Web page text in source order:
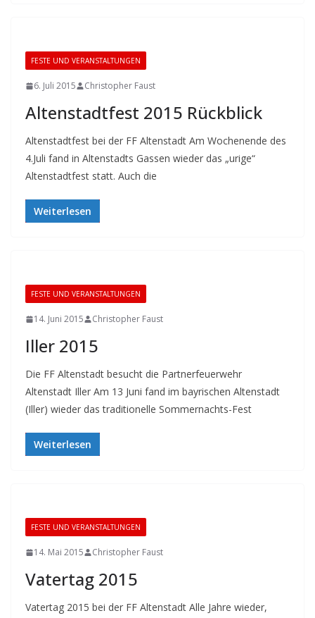
FESTE UND VERANSTALTUNGEN
6. Juli 2015 Christopher Faust
Altenstadtfest 2015 Rückblick
Altenstadtfest bei der FF Altenstadt Am Wochenende des
4.Juli fand in Altenstadts Gassen wieder das „urige“
Altenstadtfest statt. Auch die
Weiterlesen
FESTE UND VERANSTALTUNGEN
14. Juni 2015 Christopher Faust
Iller 2015
Die FF Altenstadt besucht die Partnerfeuerwehr
Altenstadt Iller Am 13 Juni fand im bayrischen Altenstadt
(Iller) wieder das traditionelle Sommernachts-Fest
Weiterlesen
FESTE UND VERANSTALTUNGEN
14. Mai 2015 Christopher Faust
Vatertag 2015
Vatertag 2015 bei der FF Altenstadt Alle Jahre wieder,